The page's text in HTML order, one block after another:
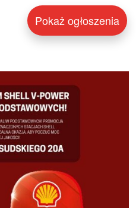
Pokaż ogłoszenia